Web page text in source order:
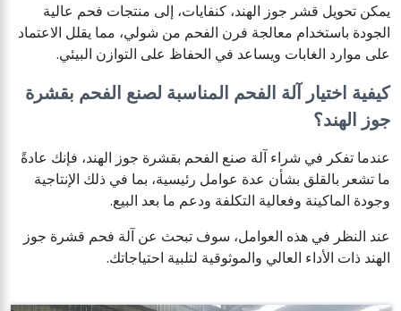
يمكن تحويل قشر جوز الهند، كنفايات، إلى منتجات فحم عالية
الجودة باستخدام معالجة فرن الفحم من شولي، مما يقلل الاعتماد
على موارد الغابات ويساعد في الحفاظ على التوازن البيئي.
كيفية اختيار آلة الفحم المناسبة لصنع الفحم بقشرة
جوز الهند؟
عندما تفكر في شراء آلة صنع الفحم بقشرة جوز الهند، فإنك عادةً
ما تشعر بالقلق بشأن عدة عوامل رئيسية، بما في ذلك الإنتاجية
وجودة الماكينة وفعالية التكلفة ودعم ما بعد البيع.
عند النظر في هذه العوامل، سوف تبحث عن آلة فحم قشرة جوز
الهند ذات الأداء العالي والموثوقية لتلبية احتياجاتك.